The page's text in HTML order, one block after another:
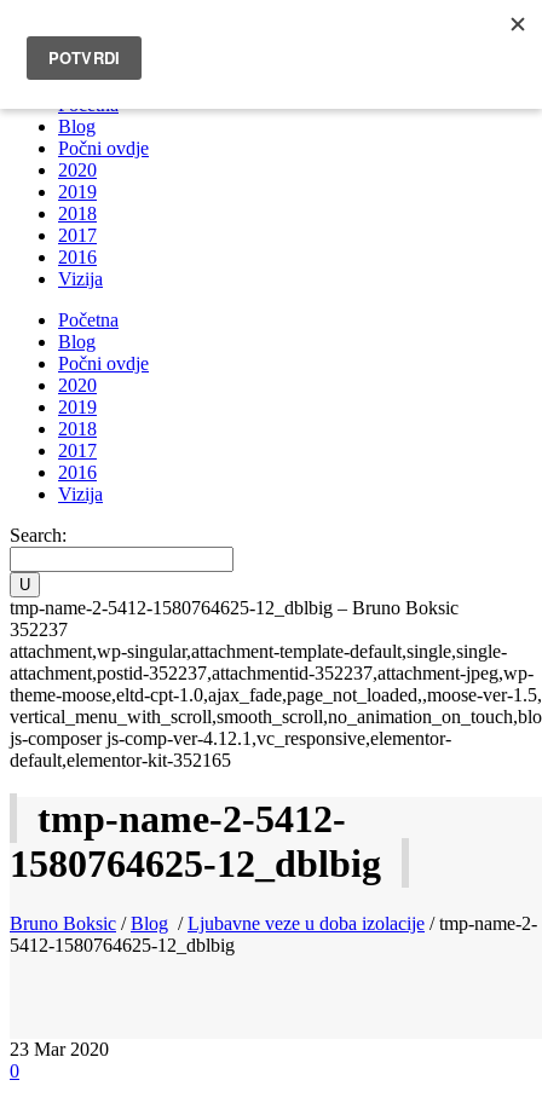
INFO@BRUNOBOKSIC.COM
Početna
Blog
Počni ovdje
2020
2019
2018
2017
2016
Vizija
Početna
Blog
Počni ovdje
2020
2019
2018
2017
2016
Vizija
Search:
tmp-name-2-5412-1580764625-12_dblbig – Bruno Boksic
352237
attachment,wp-singular,attachment-template-default,single,single-
attachment,postid-352237,attachmentid-352237,attachment-jpeg,wp-
theme-moose,eltd-cpt-1.0,ajax_fade,page_not_loaded,,moose-ver-1.5,
js-composer js-comp-ver-4.12.1,vc_responsive,elementor-
default,elementor-kit-352165
tmp-name-2-5412-
1580764625-12_dblbig
Bruno Boksic /Blog /Ljubavne veze u doba izolacije /tmp-name-2-
5412-1580764625-12_dblbig
23 Mar 2020
0